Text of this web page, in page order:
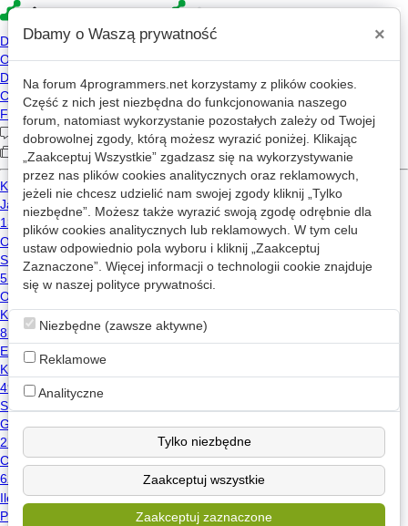
Wiadomość
Sławomir
Ciupiński
2026-03-15 08:56
2023-10-27 09:54
122 wizyt
Wpisy Sławomir Ciupiński na mikroblogu
Użytkownik nie opublikował żadnego wpisu na mikroblogu.
Znajdź posty użytkownika
Dbamy o Waszą prywatność ×
Na forum 4programmers.net korzystamy z plików cookies.
Część z nich jest niezbędna do funkcjonowania naszego
forum, natomiast wykorzystanie pozostałych zależy od Twojej
dobrowolnej zgody, którą możesz wyrazić poniżej. Klikając
„Zaakceptuj Wszystkie” zgadzasz się na wykorzystywanie
przez nas plików cookies analitycznych oraz reklamowych,
jeżeli nie chcesz udzielić nam swojej zgody kliknij „Tylko
niezbędne”. Możesz także wyrazić swoją zgodę odrębnie dla
plików cookies analitycznych lub reklamowych. W tym celu
ustaw odpowiednio pola wyboru i kliknij „Zaakceptuj
Zaznaczone”. Więcej informacji o technologii cookie znajduje
się w naszej polityce prywatności.
Niezbędne (zawsze aktywne)
Reklamowe
Analityczne
Tylko niezbędne
Zaakceptuj wszystkie
Zaakceptuj zaznaczone